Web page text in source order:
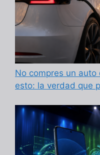
No compres un
esto: la verdad que